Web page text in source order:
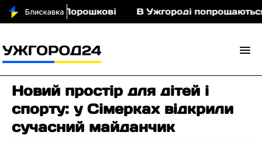
у Порошкові В Ужгороді попрощаються
Новий простір для дітей і
спорту: у Сімерках відкрили
сучасний майданчик